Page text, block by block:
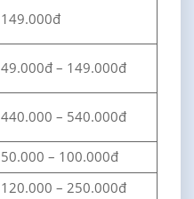
149.000đ
49.000đ – 149.000đ
440.000 – 540.000đ
50.000 – 100.000đ
120.000 – 250.000đ